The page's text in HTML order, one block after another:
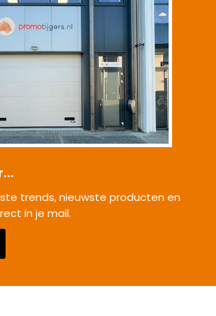
trends, nieuwste producten en
in je mail.